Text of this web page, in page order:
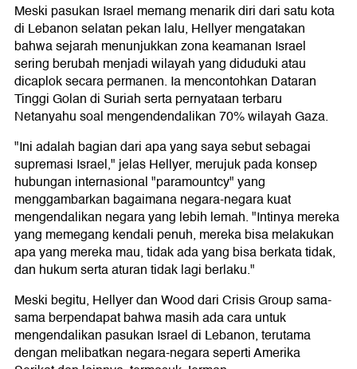
Meski pasukan Israel memang menarik diri dari satu kota
di Lebanon selatan pekan lalu, Hellyer mengatakan
bahwa sejarah menunjukkan zona keamanan Israel
sering berubah menjadi wilayah yang diduduki atau
dicaplok secara permanen. Ia mencontohkan Dataran
Tinggi Golan di Suriah serta pernyataan terbaru
Netanyahu soal mengendendalikan 70% wilayah Gaza.
"Ini adalah bagian dari apa yang saya sebut sebagai
supremasi Israel," jelas Hellyer, merujuk pada konsep
hubungan internasional "paramountcy" yang
menggambarkan bagaimana negara-negara kuat
mengendalikan negara yang lebih lemah. "Intinya mereka
yang memegang kendali penuh, mereka bisa melakukan
apa yang mereka mau, tidak ada yang bisa berkata tidak,
dan hukum serta aturan tidak lagi berlaku."
Meski begitu, Hellyer dan Wood dari Crisis Group sama-
sama berpendapat bahwa masih ada cara untuk
mengendalikan pasukan Israel di Lebanon, terutama
dengan melibatkan negara-negara seperti Amerika